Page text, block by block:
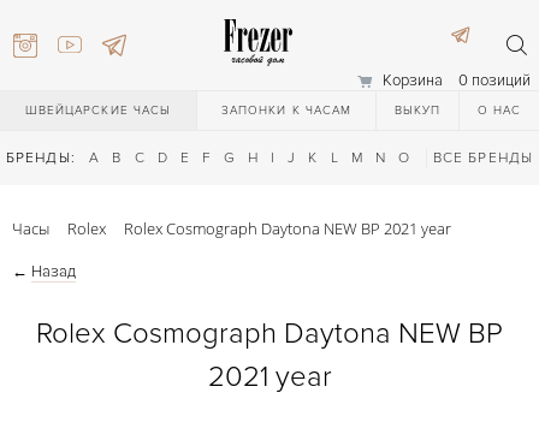
Корзина 0 позиций
ШВЕЙЦАРСКИЕ ЧАСЫ ЗАПОНКИ К ЧАСАМ ВЫКУП О НАС
БРЕНДЫ: A B C D E F G H I J K L M N O Q R S T
ВСЕ БРЕНДЫ
Часы Rolex Rolex Cosmograph Daytona NEW BP 2021 year
← Назад
Rolex Cosmograph Daytona NEW BP
2021 year